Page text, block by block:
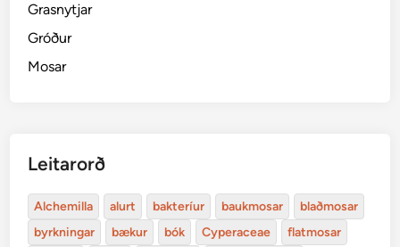
Grasnytjar
Gróður
Mosar
Leitarorð
Alchemilla alurt bakteríur baukmosar
blaðmosar
byrkningar
bækur bók Cyperaceae
flatmosar